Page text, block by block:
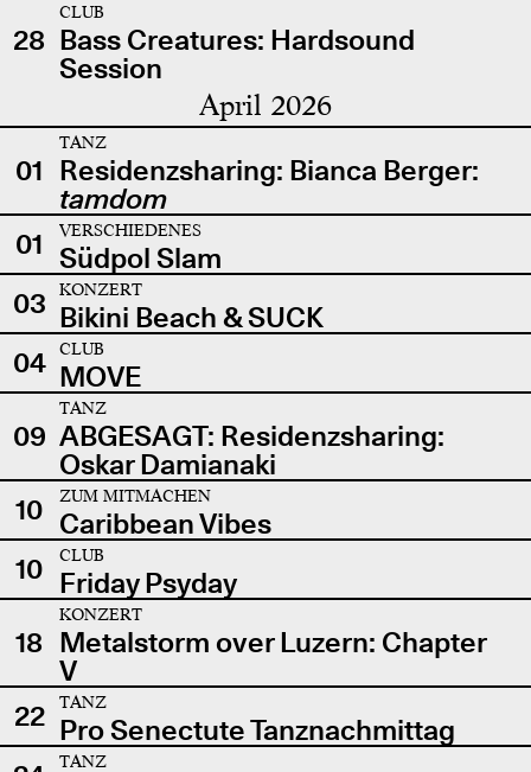
28
CLUB
Bass Creatures: Hardsound
Session
April 2026
01
TANZ
Residenzsharing: Bianca Berger:
tamdom
01
VERSCHIEDENES
Südpol Slam
03
KONZERT
Bikini Beach & SUCK
04
CLUB
MOVE
09
TANZ
ABGESAGT: Residenzsharing:
Oskar Damianaki
10
ZUM MITMACHEN
Caribbean Vibes
10
CLUB
Friday Psyday
18
KONZERT
Metalstorm over Luzern: Chapter
V
22
TANZ
Pro Senectute Tanznachmittag
TANZ